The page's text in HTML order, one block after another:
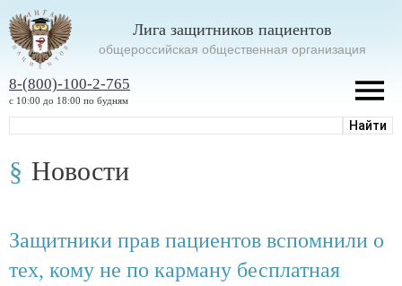
Лига защитников пациентов
oбщероссийская общественная организация
8-(800)-100-2-765
с 10:00 до 18:00 по будням
Новости
Защитники прав пациентов вспомнили о
тех, кому не по карману бесплатная